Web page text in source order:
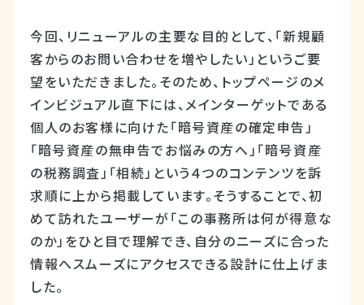
今回、リニューアルの主要な目的として、「新規顧
客からのお問い合わせを増やしたい」というご要
望をいただきました。そのため、トップページのメ
インビジュアル直下には、メインターゲットである
個人のお客様に向けた「暗号資産の確定申告」
「暗号資産の無申告でお悩みの方へ」「暗号資産
の税務調査」「相続」という４つのコンテンツを訴
求順に上から掲載しています。そうすることで、初
めて訪れたユーザーが「この事務所は何が得意な
のか」をひと目で理解でき、自分のニーズに合った
情報へスムーズにアクセスできる設計に仕上げま
した。